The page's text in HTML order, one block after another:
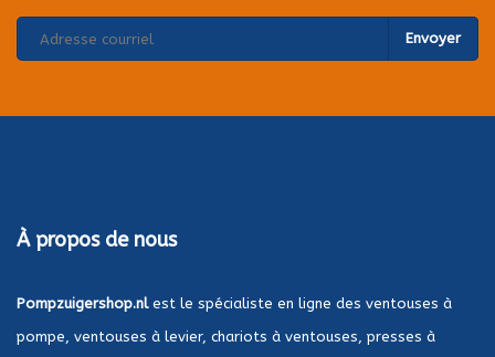
Envoyer
À propos de nous
Pompzuigershop.nlest le spécialiste en ligne des ventouses à
pompe, ventouses à levier, chariots à ventouses, presses à